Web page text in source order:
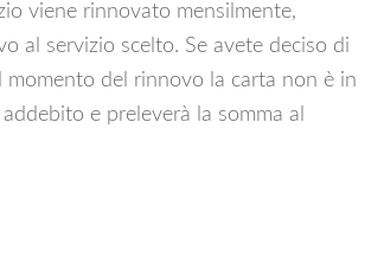
viene rinnovato mensilmente,
al servizio scelto. Se avete deciso di
momento del rinnovo la carta non è in
e preleverà la somma al